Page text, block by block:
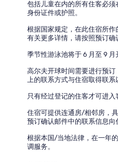
包括儿童在内的所有住客必
身份证件或护照。
根据国家规定，在此住宿所作
有关更多详情，请按照预订确
季节性游泳池将于 6 月至 9 月
高尔夫开球时间需要进行预
上的联系方式与住宿取得联系
只有经过登记的住客才可进入
住宿可提供连通房/相邻房，
预订确认邮件中的联系信息向
根据本国/当地法律，在一年
调服务。